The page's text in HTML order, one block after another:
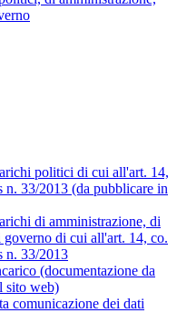
politici di cui all'art. 14,
n. 33/2013 (da pubblicare in
di amministrazione, di
governo di cui all'art. 14, co.
n. 33/2013
(documentazione da
sito web)
comunicazione dei dati